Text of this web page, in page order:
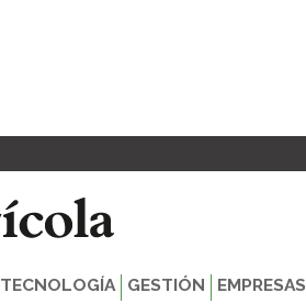
TECNOLOGÍA GESTIÓN EMPRESAS